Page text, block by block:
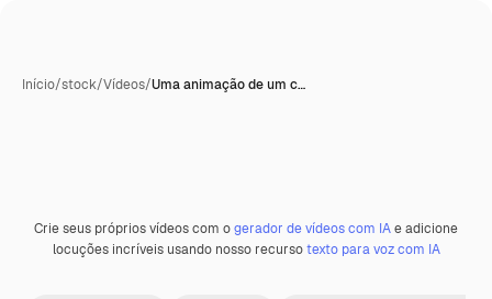
Início/stock/Vídeos/Uma animação de um c…
Crie seus próprios vídeos com ogerador de vídeos com IAe adicione
locuções incríveis usando nosso recursotexto para voz com IA